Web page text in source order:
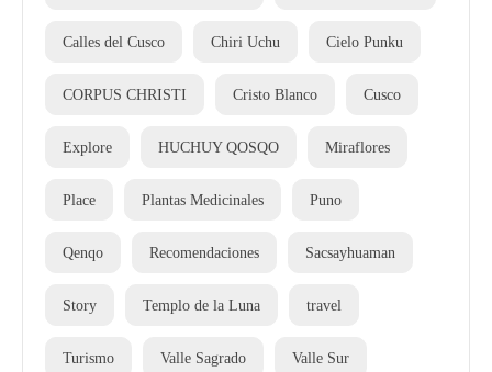
Calles del Cusco Chiri Uchu Cielo Punku
CORPUS CHRISTI Cristo Blanco Cusco
Explore HUCHUY QOSQO Miraflores
Place Plantas Medicinales Puno
Qenqo Recomendaciones Sacsayhuaman
Story Templo de la Luna travel
Turismo Valle Sagrado Valle Sur